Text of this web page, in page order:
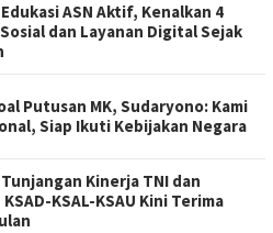
ASN Aktif, Kenalkan 4
dan Layanan Digital Sejak
Putusan MK, Sudaryono: Kami
Siap Ikuti Kebijakan Negara
Kinerja TNI dan
KSAL-KSAU Kini Terima